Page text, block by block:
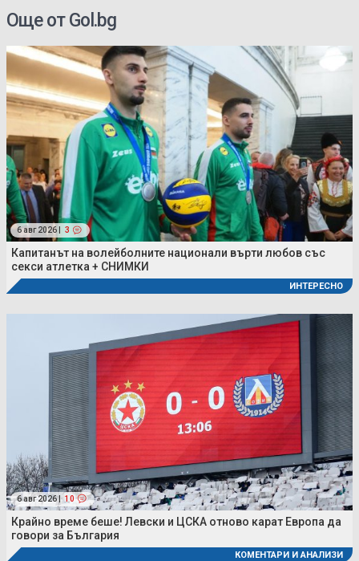
Още от Gol.bg
6 авг 2026 | 3
Капитанът на волейболните национали върти любов със
секси атлетка + СНИМКИ
ИНТЕРЕСНО
6 авг 2026 | 10
Крайно време беше! Левски и ЦСКА отново карат Европа да
говори за България
КОМЕНТАРИ И АНАЛИЗИ